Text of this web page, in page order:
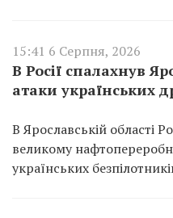
15:41 6 Серпня, 2026
В Росії спалахнув
атаки українських
В Ярославській області
великому
українських